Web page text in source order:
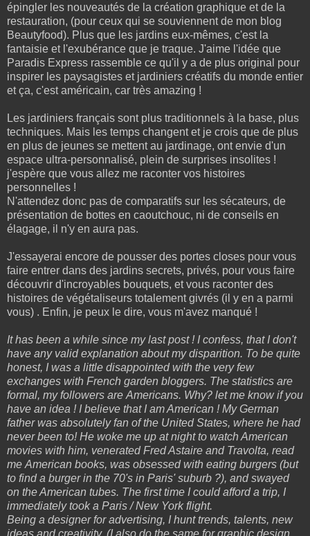
épingler les nouveautés de la création graphique et de la
restauration, (pour ceux qui se souviennent de mon blog
Beautyfood). Plus que les jardins eux-mêmes, c'est la
fantaisie et l'exubérance que je traque. J'aime l'idée que
Paradis Express rassemble ce qu'il y a de plus original pour
inspirer les paysagistes et jardiniers créatifs du monde entier
et ça, c'est américain, car très amazing !
Les jardiniers français sont plus traditionnels à la base, plus
techniques. Mais les temps changent et je crois que de plus
en plus de jeunes se mettent au jardinage, ont envie d'un
espace ultra-personnalisé, plein de surprises insolites !
j'espère que vous allez me raconter vos histoires
personnelles !
N'attendez donc pas de comparatifs sur les sécateurs, de
présentation de bottes en caoutchouc, ni de conseils en
élagage, il n'y en aura pas.
J'essayerai encore de pousser des portes closes pour vous
faire entrer dans des jardins secrets, privés, pour vous faire
découvrir d'incroyables bouquets, et vous raconter des
histoires de végétaliseurs totalement givrés (il y en a parmi
vous) . Enfin, je peux le dire, vous m'avez manqué !
It has been a while since my last post ! I confess, that I don't
have any valid explanation about my disparition. To be quite
honest, I was a little disappointed with the very few
exchanges with French garden bloggers. The statistics are
formal, my followers are Americans. Why? let me know if you
have an idea ! I believe that I am American ! My German
father was absolutely fan of the United States, where he had
never been to! He woke me up at night to watch American
movies with him, venerated Fred Astaire and Travolta, read
me American books, was obsessed with eating burgers (but
to find a burger in the 70's in Paris' suburb ?), and swayed
on the American tubes. The first time I could afford a trip, I
immediately took a Paris / New York flight.
Being a designer for advertising, I hunt trends, talents, new
ideas and creativity. (I also do the same for graphic design